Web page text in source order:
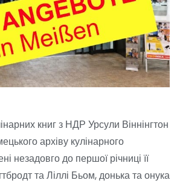
книг з НДР Урсули Віннінгтон
архіву кулінарного
незадовго до першої річниці її
та Ліллі Бьом, донька та онука